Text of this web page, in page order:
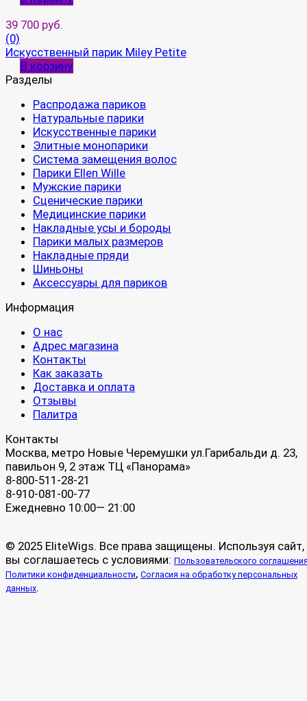
39 700 руб.
(0)
Искусственный парик Miley Petite
В корзину
Разделы
Распродажа париков
Натуральные парики
Искусственные парики
Элитные монопарики
Система замещения волос
Парики Ellen Wille
Мужские парики
Сценические парики
Медицинские парики
Накладные усы и бороды
Парики малых размеров
Накладные пряди
Шиньоны
Аксессуары для париков
Информация
О нас
Адрес магазина
Контакты
Как заказать
Доставка и оплата
Отзывы
Палитра
Контакты
Москва, метро Новые Черемушки ул.Гарибальди д. 23,
павильон 9, 2 этаж ТЦ «Панорама»
8-800-511-28-21
8-910-081-00-77
Ежедневно 10:00— 21:00
© 2025 EliteWigs. Все права защищены. Используя сайт,
вы соглашаетесь с условиями: Пользовательского
Политики конфиденциальности, Согласия на обработку персональных
данных.